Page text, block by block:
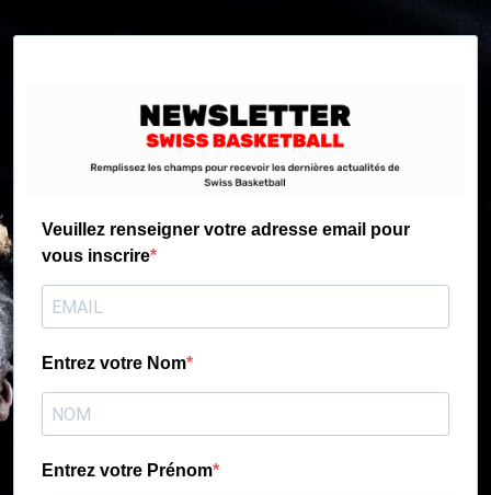
Veuillez renseigner votre adresse email pour
vous inscrire
Entrez votre Nom
Entrez votre Prénom